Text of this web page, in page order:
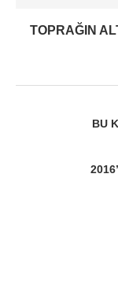
TOPRAĞIN
BU